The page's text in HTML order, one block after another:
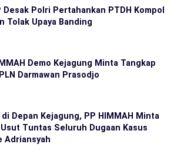
Desak Polri Pertahankan PTDH Kompol
Tolak Upaya Banding
Demo Kejagung Minta Tangkap
Darmawan Prasodjo
di Depan Kejagung, PP HIMMAH Minta
Tuntas Seluruh Dugaan Kasus
Adriansyah